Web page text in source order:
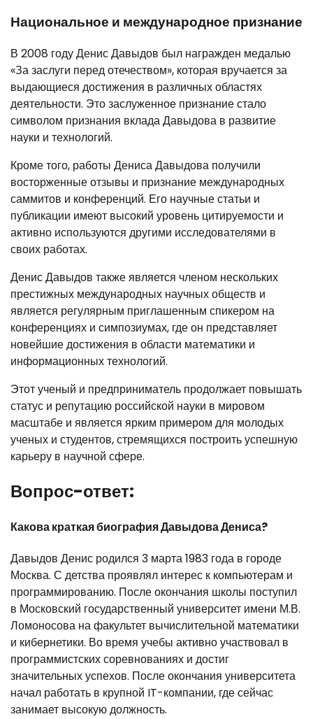
Национальное и международное признание
В 2008 году Денис Давыдов был награжден медалью
«За заслуги перед отечеством», которая вручается за
выдающиеся достижения в различных областях
деятельности. Это заслуженное признание стало
символом признания вклада Давыдова в развитие
науки и технологий.
Кроме того, работы Дениса Давыдова получили
восторженные отзывы и признание международных
саммитов и конференций. Его научные статьи и
публикации имеют высокий уровень цитируемости и
активно используются другими исследователями в
своих работах.
Денис Давыдов также является членом нескольких
престижных международных научных обществ и
является регулярным приглашенным спикером на
конференциях и симпозиумах, где он представляет
новейшие достижения в области математики и
информационных технологий.
Этот ученый и предприниматель продолжает повышать
статус и репутацию российской науки в мировом
масштабе и является ярким примером для молодых
ученых и студентов, стремящихся построить успешную
карьеру в научной сфере.
Вопрос-ответ:
Какова краткая биография Давыдова Дениса?
Давыдов Денис родился 3 марта 1983 года в городе
Москва. С детства проявлял интерес к компьютерам и
программированию. После окончания школы поступил
в Московский государственный университет имени М.В.
Ломоносова на факультет вычислительной математики
и кибернетики. Во время учебы активно участвовал в
программистских соревнованиях и достиг
значительных успехов. После окончания университета
начал работать в крупной IT-компании, где сейчас
занимает высокую должность.